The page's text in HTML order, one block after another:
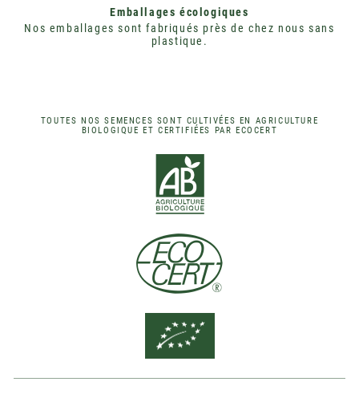
Emballages écologiques
Nos emballages sont fabriqués près de chez nous sans
plastique.
TOUTES NOS SEMENCES SONT CULTIVÉES EN AGRICULTURE
BIOLOGIQUE ET CERTIFIÉES PAR ECOCERT